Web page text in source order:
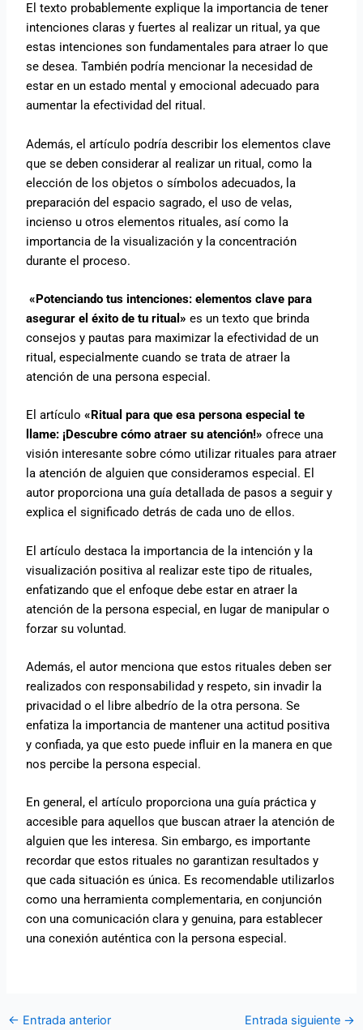
El texto probablemente explique la importancia de tener
intenciones claras y fuertes al realizar un ritual, ya que
estas intenciones son fundamentales para atraer lo que
se desea. También podría mencionar la necesidad de
estar en un estado mental y emocional adecuado para
aumentar la efectividad del ritual.
Además, el artículo podría describir los elementos clave
que se deben considerar al realizar un ritual, como la
elección de los objetos o símbolos adecuados, la
preparación del espacio sagrado, el uso de velas,
incienso u otros elementos rituales, así como la
importancia de la visualización y la concentración
durante el proceso.
«Potenciando tus intenciones: elementos clave para
asegurar el éxito de tu ritual» es un texto que brinda
consejos y pautas para maximizar la efectividad de un
ritual, especialmente cuando se trata de atraer la
atención de una persona especial.
El artículo«Ritual para que esa persona especial te
llame: ¡Descubre cómo atraer su atención!» ofrece una
visión interesante sobre cómo utilizar rituales para atraer
la atención de alguien que consideramos especial. El
autor proporciona una guía detallada de pasos a seguir y
explica el significado detrás de cada uno de ellos.
El artículo destaca la importancia de la intención y la
visualización positiva al realizar este tipo de rituales,
enfatizando que el enfoque debe estar en atraer la
atención de la persona especial, en lugar de manipular o
forzar su voluntad.
Además, el autor menciona que estos rituales deben ser
realizados con responsabilidad y respeto, sin invadir la
privacidad o el libre albedrío de la otra persona. Se
enfatiza la importancia de mantener una actitud positiva
y confiada, ya que esto puede influir en la manera en que
nos percibe la persona especial.
En general, el artículo proporciona una guía práctica y
accesible para aquellos que buscan atraer la atención de
alguien que les interesa. Sin embargo, es importante
recordar que estos rituales no garantizan resultados y
que cada situación es única. Es recomendable utilizarlos
como una herramienta complementaria, en conjunción
con una comunicación clara y genuina, para establecer
una conexión auténtica con la persona especial.
← Entrada anterior Entrada siguiente →